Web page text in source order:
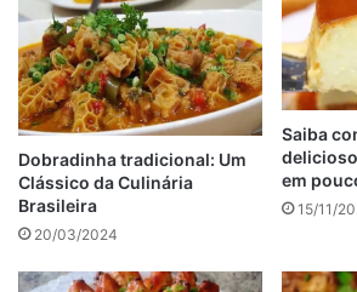
Dobradinha tradicional: Um
Clássico da Culinária
Brasileira
20/03/2024
Saiba
em
15/11/